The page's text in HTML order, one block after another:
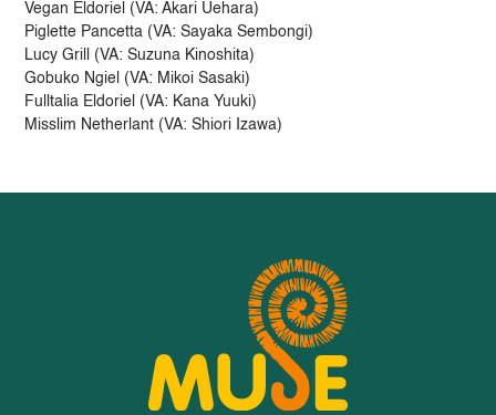
Vegan Eldoriel (VA: Akari Uehara)
Piglette Pancetta (VA: Sayaka Sembongi)
Lucy Grill (VA: Suzuna Kinoshita)
Gobuko Ngiel (VA: Mikoi Sasaki)
Fulltalia Eldoriel (VA: Kana Yuuki)
Misslim Netherlant (VA: Shiori Izawa)